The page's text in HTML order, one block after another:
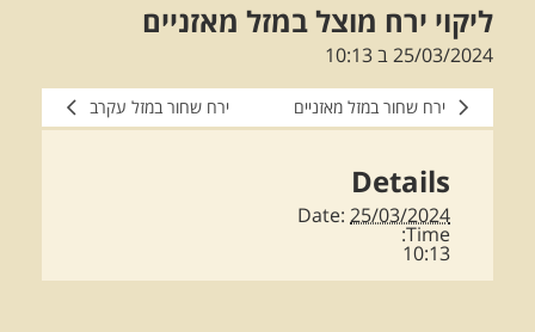
ליקוי ירח מוצל במזל מאזניים
25/03/2024 ב 10:13
ירח שחור במזל מאזניים ירח שחור במזל עקרב
Details
Date: 25/03/2024
Time:
10:13